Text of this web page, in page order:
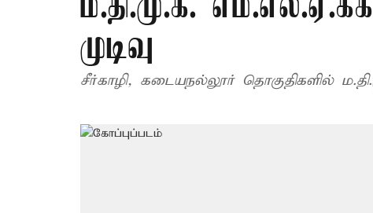
முடிவு
சீர்காழி, கடையநல்லூர் தொகுதிகளில்